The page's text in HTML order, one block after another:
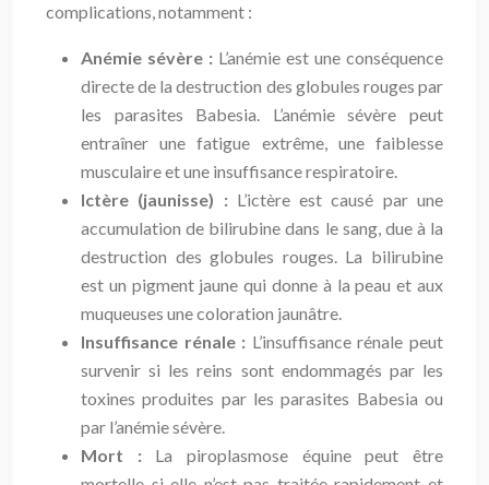
complications, notamment :
Anémie sévère : L’anémie est une conséquence
directe de la destruction des globules rouges par
les parasites Babesia. L’anémie sévère peut
entraîner une fatigue extrême, une faiblesse
musculaire et une insuffisance respiratoire.
Ictère (jaunisse) : L’ictère est causé par une
accumulation de bilirubine dans le sang, due à la
destruction des globules rouges. La bilirubine
est un pigment jaune qui donne à la peau et aux
muqueuses une coloration jaunâtre.
Insuffisance rénale : L’insuffisance rénale peut
survenir si les reins sont endommagés par les
toxines produites par les parasites Babesia ou
par l’anémie sévère.
Mort : La piroplasmose équine peut être